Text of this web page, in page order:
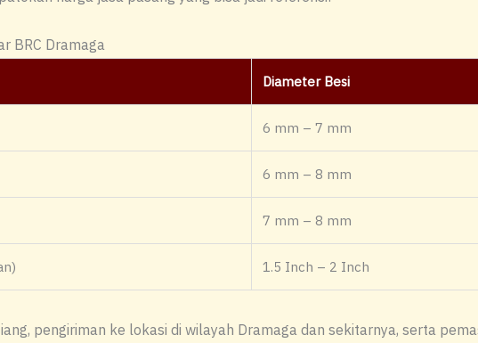
BRC Dramaga
Diameter Besi
6 mm – 7 mm
6 mm – 8 mm
7 mm – 8 mm
1.5 Inch – 2 Inch
pengiriman ke lokasi di wilayah Dramaga dan sekitarnya, serta